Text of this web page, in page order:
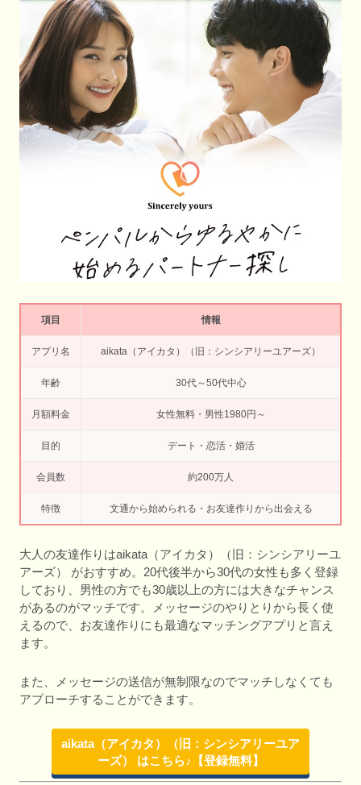
項目 情報
アプリ名 aikata（アイカタ）（旧：シンシアリーユアーズ）
年齢 30代～50代中心
月額料金 女性無料・男性1980円～
目的 デート・恋活・婚活
会員数 約200万人
特徴 文通から始められる・お友達作りから出会える
大人の友達作りはaikata（アイカタ）（旧：シンシアリーユ
アーズ） がおすすめ。20代後半から30代の女性も多く登録
しており、男性の方でも30歳以上の方には大きなチャンス
があるのがマッチです。メッセージのやりとりから長く使
えるので、お友達作りにも最適なマッチングアプリと言え
ます。
また、メッセージの送信が無制限なのでマッチしなくても
アプローチすることができます。
aikata（アイカタ）（旧：シンシアリーユア
ーズ） はこちら♪【登録無料】